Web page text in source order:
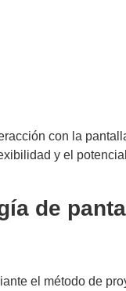
con la
y el
de
el método de